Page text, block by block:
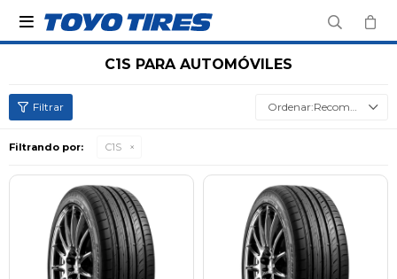

C1S PARA AUTOMÓVILES
Recomendados
Filtrando por: C1S